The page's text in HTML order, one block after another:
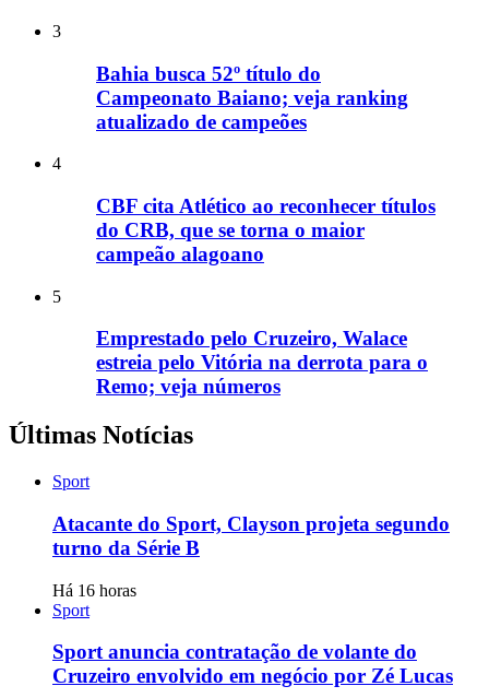
3
Bahia busca 52º título do
Campeonato Baiano; veja ranking
atualizado de campeões
4
CBF cita Atlético ao reconhecer títulos
do CRB, que se torna o maior
campeão alagoano
5
Emprestado pelo Cruzeiro, Walace
estreia pelo Vitória na derrota para o
Remo; veja números
Últimas Notícias
Sport
Atacante do Sport, Clayson projeta segundo
turno da Série B
Há 16 horas
Sport
Sport anuncia contratação de volante do
Cruzeiro envolvido em negócio por Zé Lucas